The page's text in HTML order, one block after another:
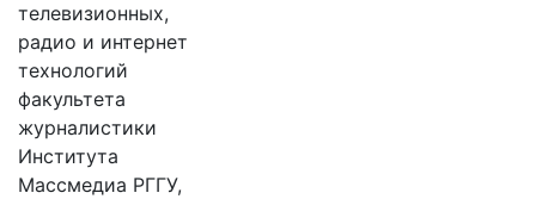
телевизионных,
радио и интернет
технологий
факультета
журналистики
Института
Массмедиа РГГУ,